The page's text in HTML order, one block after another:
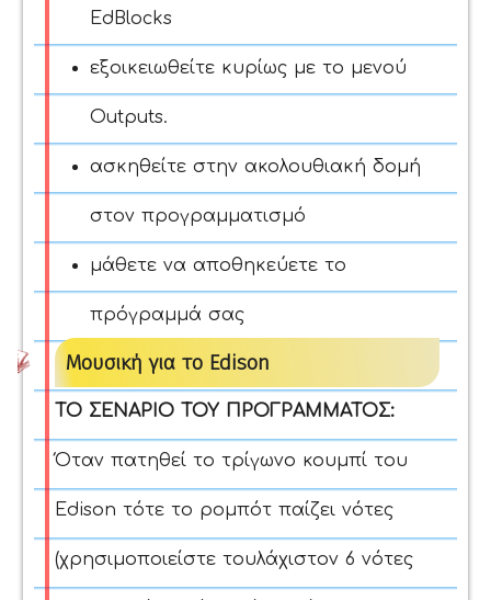
EdBlocks
εξοικειωθείτε κυρίως με το μενού
Outputs.
ασκηθείτε στην ακολουθιακή δομή
στον προγραμματισμό
μάθετε να αποθηκεύετε το
πρόγραμμά σας
Μουσική για το Edison
ΤΟ ΣΕΝΑΡΙΟ ΤΟΥ ΠΡΟΓΡΑΜΜΑΤΟΣ:
Όταν πατηθεί το τρίγωνο κουμπί του
Edison τότε το ρομπότ παίζει νότες
(χρησιμοποιείστε τουλάχιστον 6 νότες